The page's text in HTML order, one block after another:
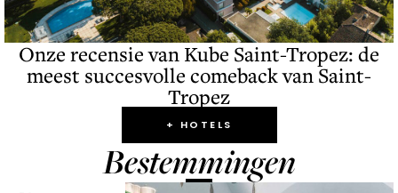
Onze recensie van Kube Saint-Tropez: de
meest succesvolle comeback van Saint-
Tropez
+ HOTELS
Bestemmingen